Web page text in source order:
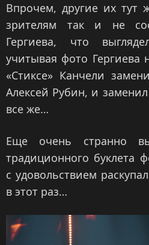
Впрочем, другие их тут
зрителям так и не
Гергиева, что
учитывая фото Гергиева
«Стиксе» Канчели
Алексей Рубин, и
все же…
Еще очень странно
традиционного буклета
с удовольствием
в этот раз…